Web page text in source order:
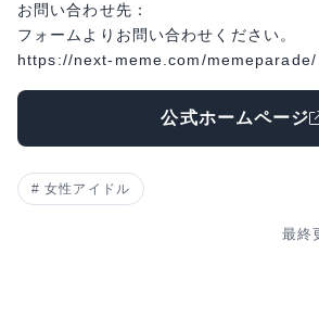
お問い合わせ先：
フォームよりお問い合わせください。
https://next-meme.com/memeparade/
公式ホームページ
女性アイドル
最終